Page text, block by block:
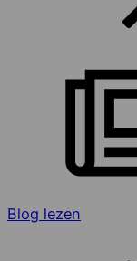
Blog lezen